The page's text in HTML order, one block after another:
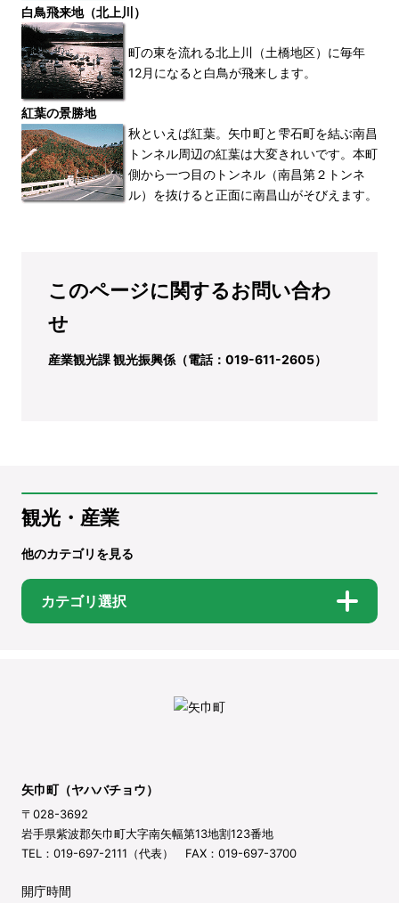
白鳥飛来地（北上川）
町の東を流れる北上川（土橋地区）に毎年
12月になると白鳥が飛来します。
紅葉の景勝地
秋といえば紅葉。矢巾町と雫石町を結ぶ南昌
トンネル周辺の紅葉は大変きれいです。本町
側から一つ目のトンネル（南昌第２トンネ
ル）を抜けると正面に南昌山がそびえます。
このページに関するお問い合わ
せ
産業観光課 観光振興係（電話：019-611-2605）
観光・産業
他のカテゴリを見る
カテゴリ選択
矢巾町（ヤハバチョウ）
〒028-3692
岩手県紫波郡矢巾町大字南矢幅第13地割123番地
TEL：019-697-2111（代表） FAX：019-697-3700
開庁時間